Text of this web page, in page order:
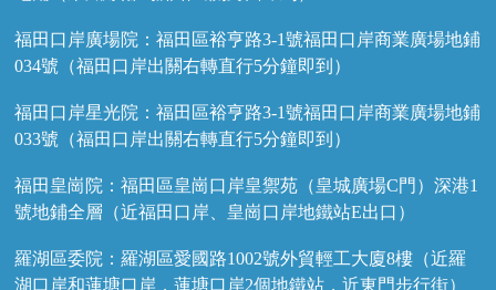
福田口岸廣場院：福田區裕亨路3-1號福田口岸商業廣場地鋪
034號（福田口岸出關右轉直行5分鐘即到）
福田口岸星光院：福田區裕亨路3-1號福田口岸商業廣場地鋪
033號（福田口岸出關右轉直行5分鐘即到）
福田皇崗院：福田區皇崗口岸皇禦苑（皇城廣場C門）深港1
號地鋪全層（近福田口岸、皇崗口岸地鐵站E出口）
羅湖區委院：羅湖區愛國路1002號外貿輕工大廈8樓（近羅
湖口岸和蓮塘口岸，蓮塘口岸2個地鐵站，近東門步行街）